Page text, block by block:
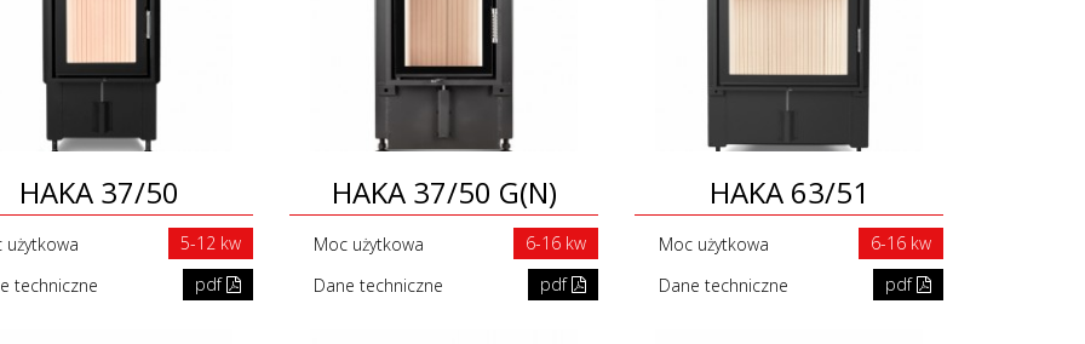
HAKA 37/50
użytkowa
5-12 kw
techniczne
pdf
HAKA 37/50 G(N)
Moc użytkowa
6-16 kw
Dane techniczne
pdf
HAKA 63/51
Moc użytkowa
6-16 kw
Dane techniczne
pdf